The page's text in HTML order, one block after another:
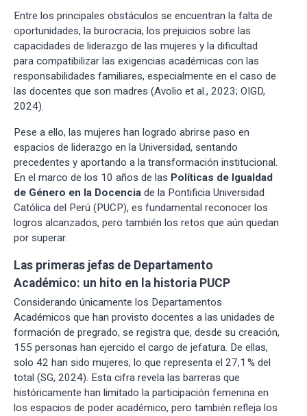
Entre los principales obstáculos se encuentran la falta de
oportunidades, la burocracia, los prejuicios sobre las
capacidades de liderazgo de las mujeres y la dificultad
para compatibilizar las exigencias académicas con las
responsabilidades familiares, especialmente en el caso de
las docentes que son madres (Avolio et al., 2023; OIGD,
2024).
Pese a ello, las mujeres han logrado abrirse paso en
espacios de liderazgo en la Universidad, sentando
precedentes y aportando a la transformación institucional.
En el marco de los 10 años de las Políticas de Igualdad
de Género en la Docencia de la Pontificia Universidad
Católica del Perú (PUCP), es fundamental reconocer los
logros alcanzados, pero también los retos que aún quedan
por superar.
Las primeras jefas de Departamento
Académico: un hito en la historia PUCP
Considerando únicamente los Departamentos
Académicos que han provisto docentes a las unidades de
formación de pregrado, se registra que, desde su creación,
155 personas han ejercido el cargo de jefatura. De ellas,
solo 42 han sido mujeres, lo que representa el 27,1 % del
total (SG, 2024). Esta cifra revela las barreras que
históricamente han limitado la participación femenina en
los espacios de poder académico, pero también refleja los